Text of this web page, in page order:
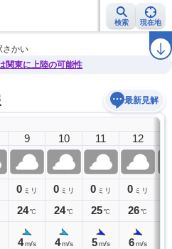
検索 現在地
情報 ラ
さかい
関東に上陸の可能性
最新見解
9
0 ミリ
24℃
4 m/s
10
0 ミリ
24℃
4 m/s
11
0 ミリ
25℃
5 m/s
12
0 ミリ
26℃
6 m/s